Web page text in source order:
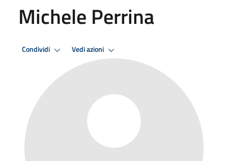
Michele Perrina
Condividi Vedi azioni